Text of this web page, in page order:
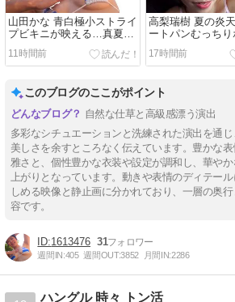
山田かな 青白極小ストライ
プビキニが映える…真夏の
海で輝く美ボディにオイル
塗ってあげたり密着
11時間前
高梨瑞樹 夏の炎
ートパンむっちり
せながら洗車…車
たランジェリー姿
モード
17時間前
このブログのここがポイント
自然な仕草と高級感漂う演出
多彩なシチュエーションと洗練された演出を通
美しさを余すところなく伝えています。豊かな
雅さと、個性豊かな衣装や設定が調和し、華や
上がりとなっています。動きや表情のディテー
しめる映像と静止画に分かれており、一層の奥
容です。
1613476 31
週間IN:405 週間OUT:3852 月間IN:2286
ハングル 時々 トン活